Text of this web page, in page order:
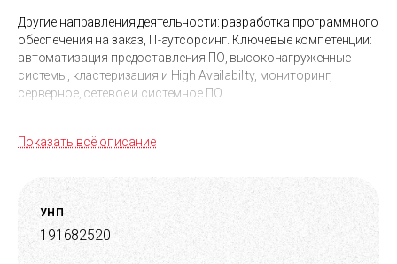
Другие направления деятельности: разработка программного
обеспечения на заказ, IT-аутсорсинг. Ключевые компетенции:
автоматизация предоставления ПО, высоконагруженные
системы, кластеризация и High Availability, мониторинг,
cерверное, cетевое и системное ПО.
ООО "Активные технологии", ООО "АктивХост РУ".
Показать всё описание
УНП
191682520